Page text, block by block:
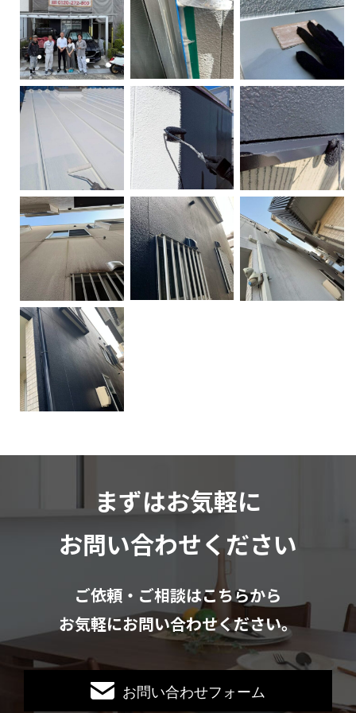
まずはお気軽に
お問い合わせください
ご依頼・ご相談はこちらから
お気軽にお問い合わせください。
お問い合わせフォーム